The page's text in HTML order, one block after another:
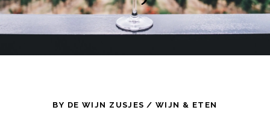
BY DE WIJN ZUSJES WIJN & ETEN